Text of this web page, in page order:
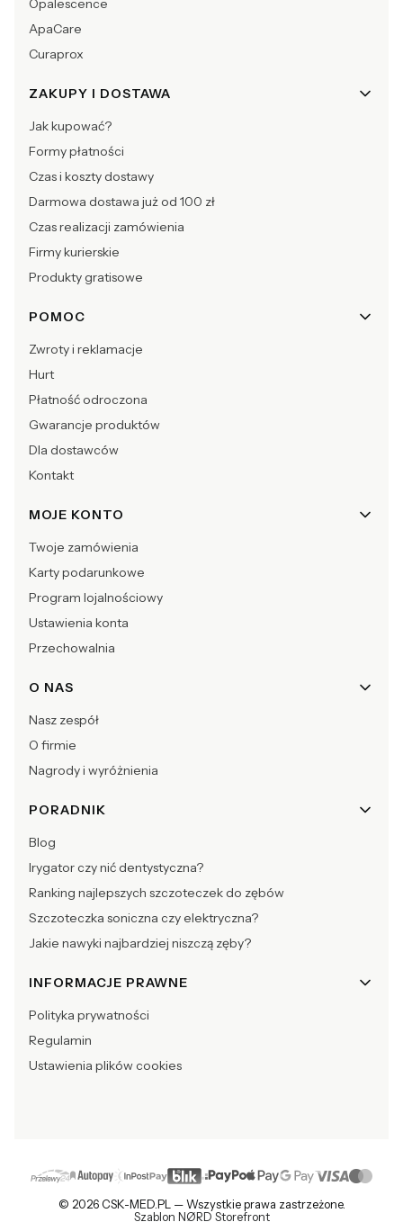
Opalescence
ApaCare
Curaprox
ZAKUPY I DOSTAWA
Jak kupować?
Formy płatności
Czas i koszty dostawy
Darmowa dostawa już od 100 zł
Czas realizacji zamówienia
Firmy kurierskie
Produkty gratisowe
POMOC
Zwroty i reklamacje
Hurt
Płatność odroczona
Gwarancje produktów
Dla dostawców
Kontakt
MOJE KONTO
Twoje zamówienia
Karty podarunkowe
Program lojalnościowy
Ustawienia konta
Przechowalnia
O NAS
Nasz zespół
O firmie
Nagrody i wyróżnienia
PORADNIK
Blog
Irygator czy nić dentystyczna?
Ranking najlepszych szczoteczek do zębów
Szczoteczka soniczna czy elektryczna?
Jakie nawyki najbardziej niszczą zęby?
INFORMACJE PRAWNE
Polityka prywatności
Regulamin
Ustawienia plików cookies
© 2026 CSK-MED.PL — Wszystkie prawa zastrzeżone.
Szablon NØRD Storefront